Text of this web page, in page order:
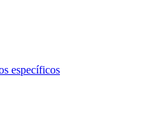
específicos